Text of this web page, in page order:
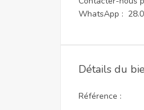
WhatsApp :
Détails du
Référence :